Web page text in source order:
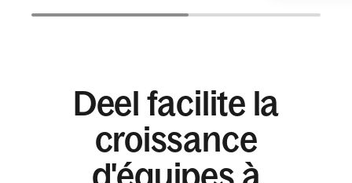
Deel facilite la
croissance